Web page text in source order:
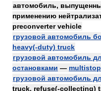
автомобиль,
применению
preconverter vehicle
грузовой автомобиль
heavy(-duty) truck
грузовой автомобиль
остановками —
грузовой автомобиль
truck, refuse(-collecting)